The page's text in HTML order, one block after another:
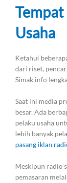
Usaha
Ketahui
dari riset,
Simak info
Saat ini media
besar. Ada
pelaku usaha
lebih banyak
pasang iklan
Meskipun radio
pemasaran